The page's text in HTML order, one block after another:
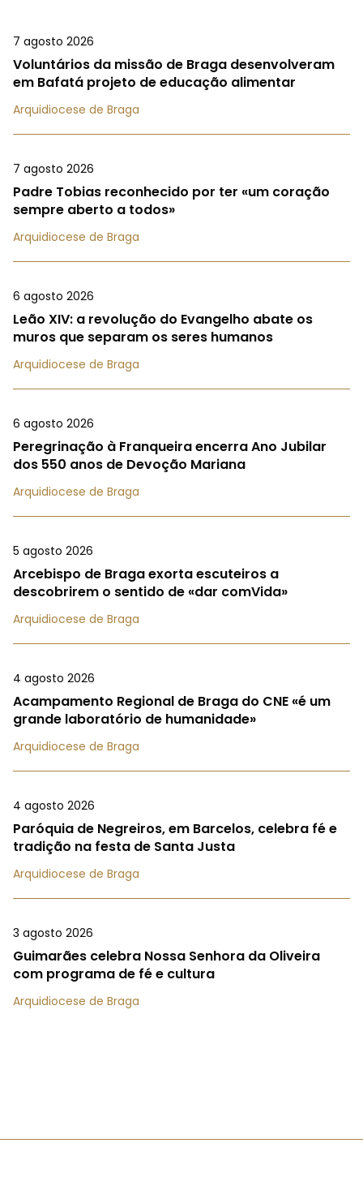
7 agosto 2026
Voluntários da missão de Braga desenvolveram
em Bafatá projeto de educação alimentar
Arquidiocese de Braga
7 agosto 2026
Padre Tobias reconhecido por ter «um coração
sempre aberto a todos»
Arquidiocese de Braga
6 agosto 2026
Leão XIV: a revolução do Evangelho abate os
muros que separam os seres humanos
Arquidiocese de Braga
6 agosto 2026
Peregrinação à Franqueira encerra Ano Jubilar
dos 550 anos de Devoção Mariana
Arquidiocese de Braga
5 agosto 2026
Arcebispo de Braga exorta escuteiros a
descobrirem o sentido de «dar comVida»
Arquidiocese de Braga
4 agosto 2026
Acampamento Regional de Braga do CNE «é um
grande laboratório de humanidade»
Arquidiocese de Braga
4 agosto 2026
Paróquia de Negreiros, em Barcelos, celebra fé e
tradição na festa de Santa Justa
Arquidiocese de Braga
3 agosto 2026
Guimarães celebra Nossa Senhora da Oliveira
com programa de fé e cultura
Arquidiocese de Braga